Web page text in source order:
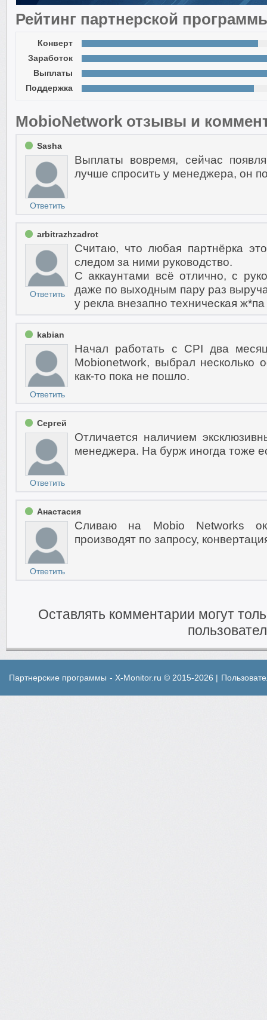
Рейтинг партнерской
Конверт
Заработок
Выплаты
Поддержка
MobioNetwork отзывы и
Sasha
Ответить
Выплаты вовремя, сейчас
лучше спросить у менеджера, он
arbitrazhzadrot
Ответить
Считаю, что любая партнёрка
следом за ними руководство.
С аккаунтами всё отлично, с
даже по выходным пару раз
у рекла внезапно техническая
kabian
Ответить
Начал работать с CPI два
Mobionetwork, выбрал несколько
как-то пока не пошло.
Сергей
Ответить
Отличается наличием
менеджера. На бурж иногда тоже
Анастасия
Ответить
Сливаю на Mobio Networks
производят по запросу,
Оставлять комментарии могут
Партнерские программы - X-Monitor.ru © 2015-2026 |